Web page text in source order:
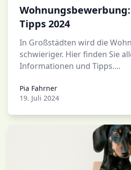
Tipps 2024
In Großstädten wird die
schwieriger. Hier finden Sie
Informationen und Tipps....
Pia Fahrner
Pia Fahrner
19. Juli 2024